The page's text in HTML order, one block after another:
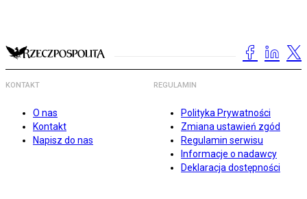
KONTAKT
O nas
Kontakt
Napisz do nas
REGULAMIN
Polityka Prywatności
Zmiana ustawień zgód
Regulamin serwisu
Informacje o nadawcy
Deklaracja dostępności